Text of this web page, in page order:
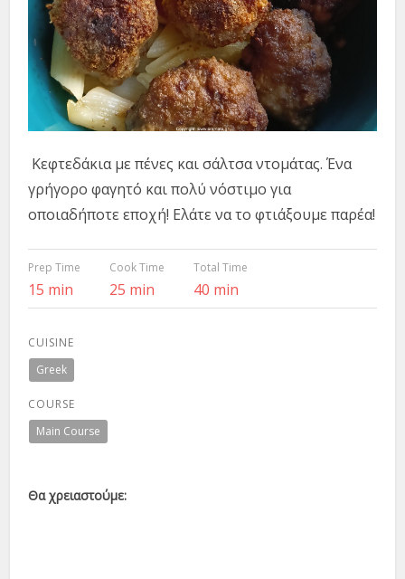
Κεφτεδάκια με πένες και σάλτσα ντομάτας. Ένα
γρήγορο φαγητό και πολύ νόστιμο για
οποιαδήποτε εποχή! Ελάτε να το φτιάξουμε παρέα!
Prep Time
15 min
Cook Time
25 min
Total Time
40 min
CUISINE
Greek
COURSE
Main Course
Θα χρειαστούμε: